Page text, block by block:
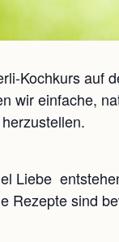
Kochkurs auf
wir einfache,
Liebe
Rezepte sind